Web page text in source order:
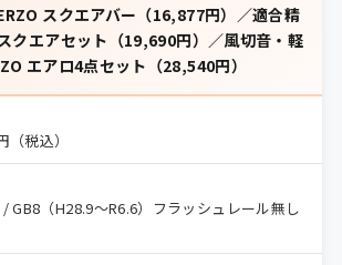
スクエアバー（16,877円）／適合精
クエアセット（19,690円）／風切音・軽
エアロ4点セット（28,540円）
税込）
GB8（H28.9〜R6.6）フラッシュレール無し